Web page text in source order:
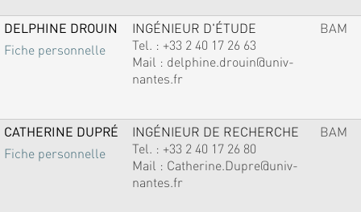
DELPHINE DROUIN
Fiche personnelle
INGÉNIEUR D'ÉTUDE
Tel. : +33 2 40 17 26 63
Mail : delphine.drouin@univ-
nantes.fr
BAM
CATHERINE DUPRÉ
Fiche personnelle
INGÉNIEUR DE RECHERCHE
Tel. : +33 2 40 17 26 80
Mail : Catherine.Dupre@univ-
nantes.fr
BAM